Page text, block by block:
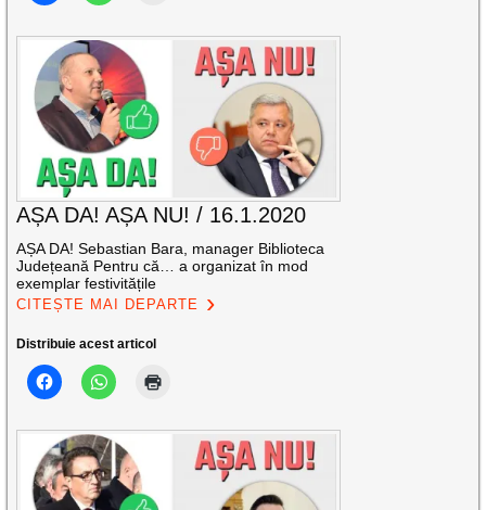
AȘA DA! AȘA NU! / 16.1.2020
AȘA DA! Sebastian Bara, manager Biblioteca
Județeană Pentru că… a organizat în mod
exemplar festivitățile
CITEȘTE MAI DEPARTE
Distribuie acest articol